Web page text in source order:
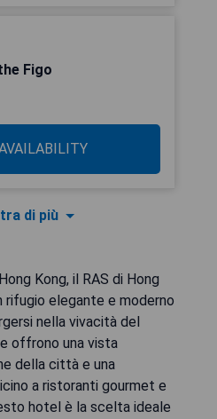
Figo
di più
Kong, il RAS di Hong
rifugio elegante e moderno
nella vivacità del
offrono una vista
della città e una
a ristoranti gourmet e
hotel è la scelta ideale